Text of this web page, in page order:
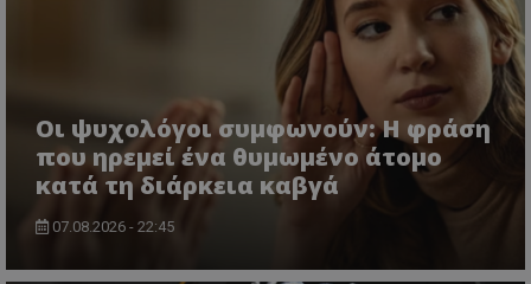
Οι ψυχολόγοι συμφωνούν: Η φράση
που ηρεμεί ένα θυμωμένο άτομο
κατά τη διάρκεια καβγά
07.08.2026 - 22:45